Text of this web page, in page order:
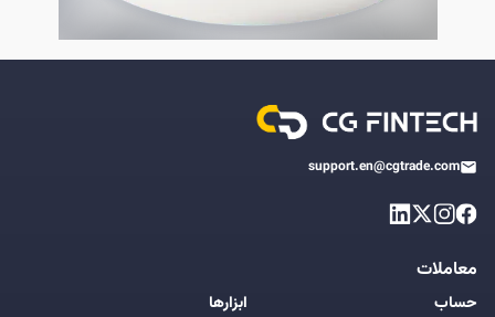
support.en@cgtrade.com
معاملات
حساب ابزارها